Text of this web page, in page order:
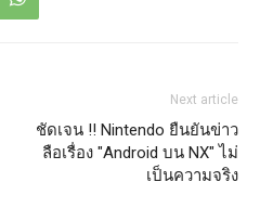
Next article
ชัดเจน !! Nintendo ยืนยันข่าว
ลือเรื่อง "Android บน NX" ไม่
เป็นความจริง